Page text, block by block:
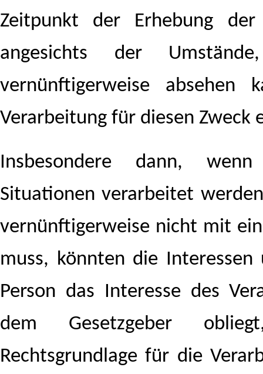
Zeitpunkt der Erhebung der
angesichts der
vernünftigerweise absehen
Verarbeitung für diesen Zweck
Insbesondere dann,
Situationen verarbeitet
vernünftigerweise nicht mit
muss, könnten die
Person das Interesse des
dem Gesetzgeber
Rechtsgrundlage für die